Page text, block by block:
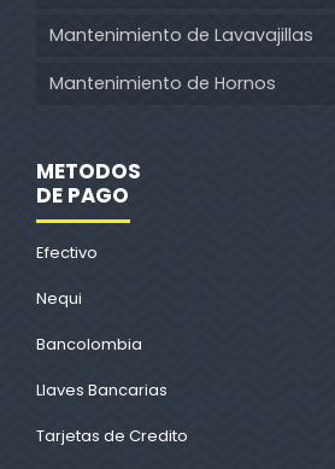
Mantenimiento de Lavavajillas
Mantenimiento de Hornos
METODOS
DE PAGO
Efectivo
Nequi
Bancolombia
Llaves Bancarias
Tarjetas de Credito